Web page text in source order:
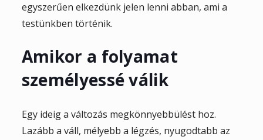
egyszerűen elkezdünk jelen lenni abban, ami a
testünkben történik.
Amikor a folyamat
személyessé válik
Egy ideig a változás megkönnyebbülést hoz.
Lazább a váll, mélyebb a légzés, nyugodtabb az